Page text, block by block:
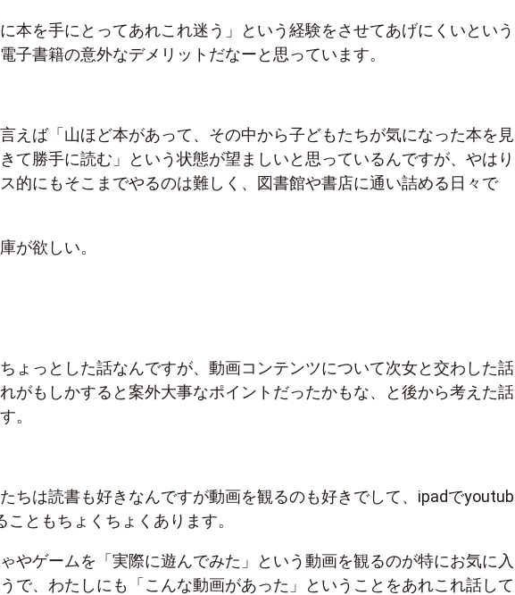
に本を手にとってあれこれ迷う」という経験をさせてあげにくいという
子書籍の意外なデメリットだなーと思っています。
えば「山ほど本があって、その中から子どもたちが気になった本を見
て勝手に読む」という状態が望ましいと思っているんですが、やはり
的にもそこまでやるのは難しく、図書館や書店に通い詰める日々で
が欲しい。
ょっとした話なんですが、動画コンテンツについて次女と交わした話
がもしかすると案外大事なポイントだったかもな、と後から考えた話
。
ちは読書も好きなんですが動画を観るのも好きでして、ipadでyoutub
こともちょくちょくあります。
やゲームを「実際に遊んでみた」という動画を観るのが特にお気に入
で、わたしにも「こんな動画があった」ということをあれこれ話して